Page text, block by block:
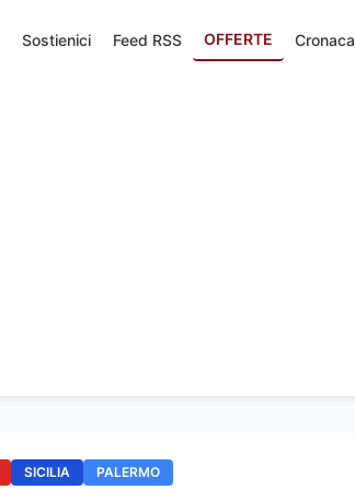
Sostienici Feed RSS OFFERTE Cronaca
SICILIA PALERMO